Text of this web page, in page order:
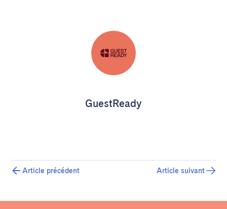
GuestReady
Article précédent Article suivant